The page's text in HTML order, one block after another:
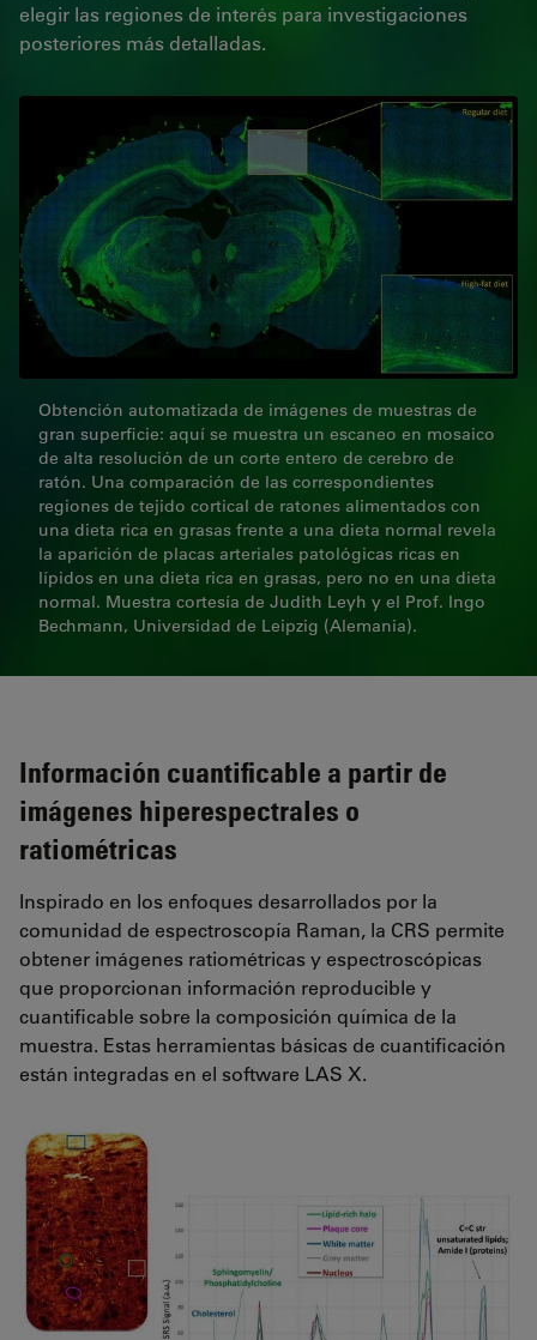
elegir las regiones de interés para investigaciones
posteriores más detalladas.
Obtención automatizada de imágenes de muestras de
gran superficie: aquí se muestra un escaneo en mosaico
de alta resolución de un corte entero de cerebro de
ratón. Una comparación de las correspondientes
regiones de tejido cortical de ratones alimentados con
una dieta rica en grasas frente a una dieta normal revela
la aparición de placas arteriales patológicas ricas en
lípidos en una dieta rica en grasas, pero no en una dieta
normal. Muestra cortesía de Judith Leyh y el Prof. Ingo
Bechmann, Universidad de Leipzig (Alemania).
Información cuantificable a partir de
imágenes hiperespectrales o
ratiométricas
Inspirado en los enfoques desarrollados por la
comunidad de espectroscopía Raman, la CRS permite
obtener imágenes ratiométricas y espectroscópicas
que proporcionan información reproducible y
cuantificable sobre la composición química de la
muestra. Estas herramientas básicas de cuantificación
están integradas en el software LAS X.